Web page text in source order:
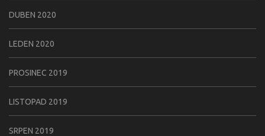
DUBEN 2020
LEDEN 2020
PROSINEC 2019
LISTOPAD 2019
SRPEN 2019